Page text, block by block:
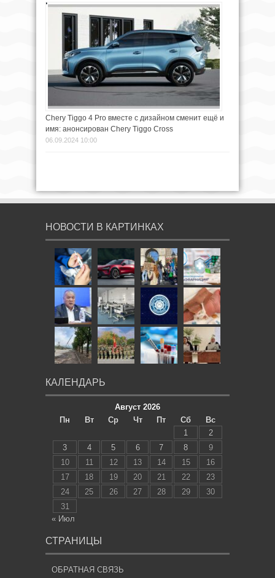
Chery Tiggo 4 Pro вместе с дизайном сменит ещё и
имя: анонсирован Chery Tiggo Cross
06.09.2024 10:00
НОВОСТИ В КАРТИНКАХ
КАЛЕНДАРЬ
Август 2026
Пн
Вт Ср Чт Пт Сб
Вс
1
2
3
4 5 6 7 8
9
10
11 12 13 14 15
16
17
18 19 20 21 22
23
24
25 26 27 28 29
30
31
« Июл
СТРАНИЦЫ
ОБРАТНАЯ СВЯЗЬ